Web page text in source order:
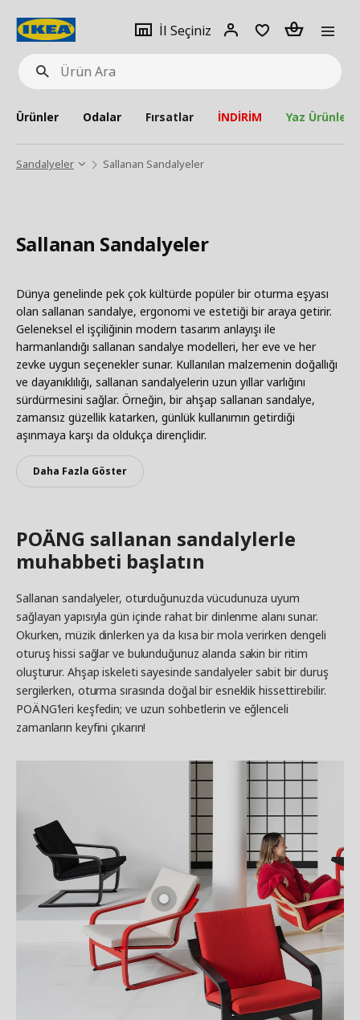
Ürün
Ara
İl Seçiniz
Giriş
Adet
Ürünler Odalar Fırsatlar İNDİRİM Yaz Ürünleri
Sandalyeler Sallanan Sandalyeler
Sallanan Sandalyeler
Dünya genelinde pek çok kültürde popüler bir oturma eşyası
olan sallanan sandalye, ergonomi ve estetiği bir araya getirir.
Geleneksel el işçiliğinin modern tasarım anlayışı ile
harmanlandığı sallanan sandalye modelleri, her eve ve her
zevke uygun seçenekler sunar. Kullanılan malzemenin doğallığı
ve dayanıklılığı, sallanan sandalyelerin uzun yıllar varlığını
sürdürmesini sağlar. Örneğin, bir ahşap sallanan sandalye,
zamansız güzellik katarken, günlük kullanımın getirdiği
aşınmaya karşı da oldukça dirençlidir.
Daha Fazla Göster
POÄNG sallanan sandalylerle
muhabbeti başlatın
Sallanan sandalyeler, oturduğunuzda vücudunuza uyum
sağlayan yapısıyla gün içinde rahat bir dinlenme alanı sunar.
Okurken, müzik dinlerken ya da kısa bir mola verirken dengeli
oturuş hissi sağlar ve bulunduğunuz alanda sakin bir ritim
oluşturur. Ahşap iskeleti sayesinde sandalyeler sabit bir duruş
sergilerken, oturma sırasında doğal bir esneklik hissettirebilir.
POÄNG'leri keşfedin; ve uzun sohbetlerin ve eğlenceli
zamanların keyfini çıkarın!